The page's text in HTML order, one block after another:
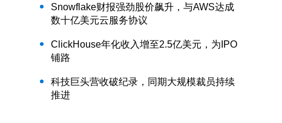
Snowflake财报强劲股价飙升，与AWS达成
数十亿美元云服务协议
ClickHouse年化收入增至2.5亿美元，为IPO
铺路
科技巨头营收破纪录，同期大规模裁员持续
推进